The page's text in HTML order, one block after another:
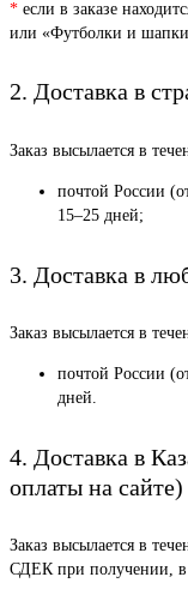
* если в заказе
или «Футболки и
2. Доставка в
Заказ высылается в
почтой России
15–25 дней;
3. Доставка в
Заказ высылается в
почтой России
дней.
4. Доставка в
оплаты на сайте)
Заказ высылается в
СДЕК при получении, в